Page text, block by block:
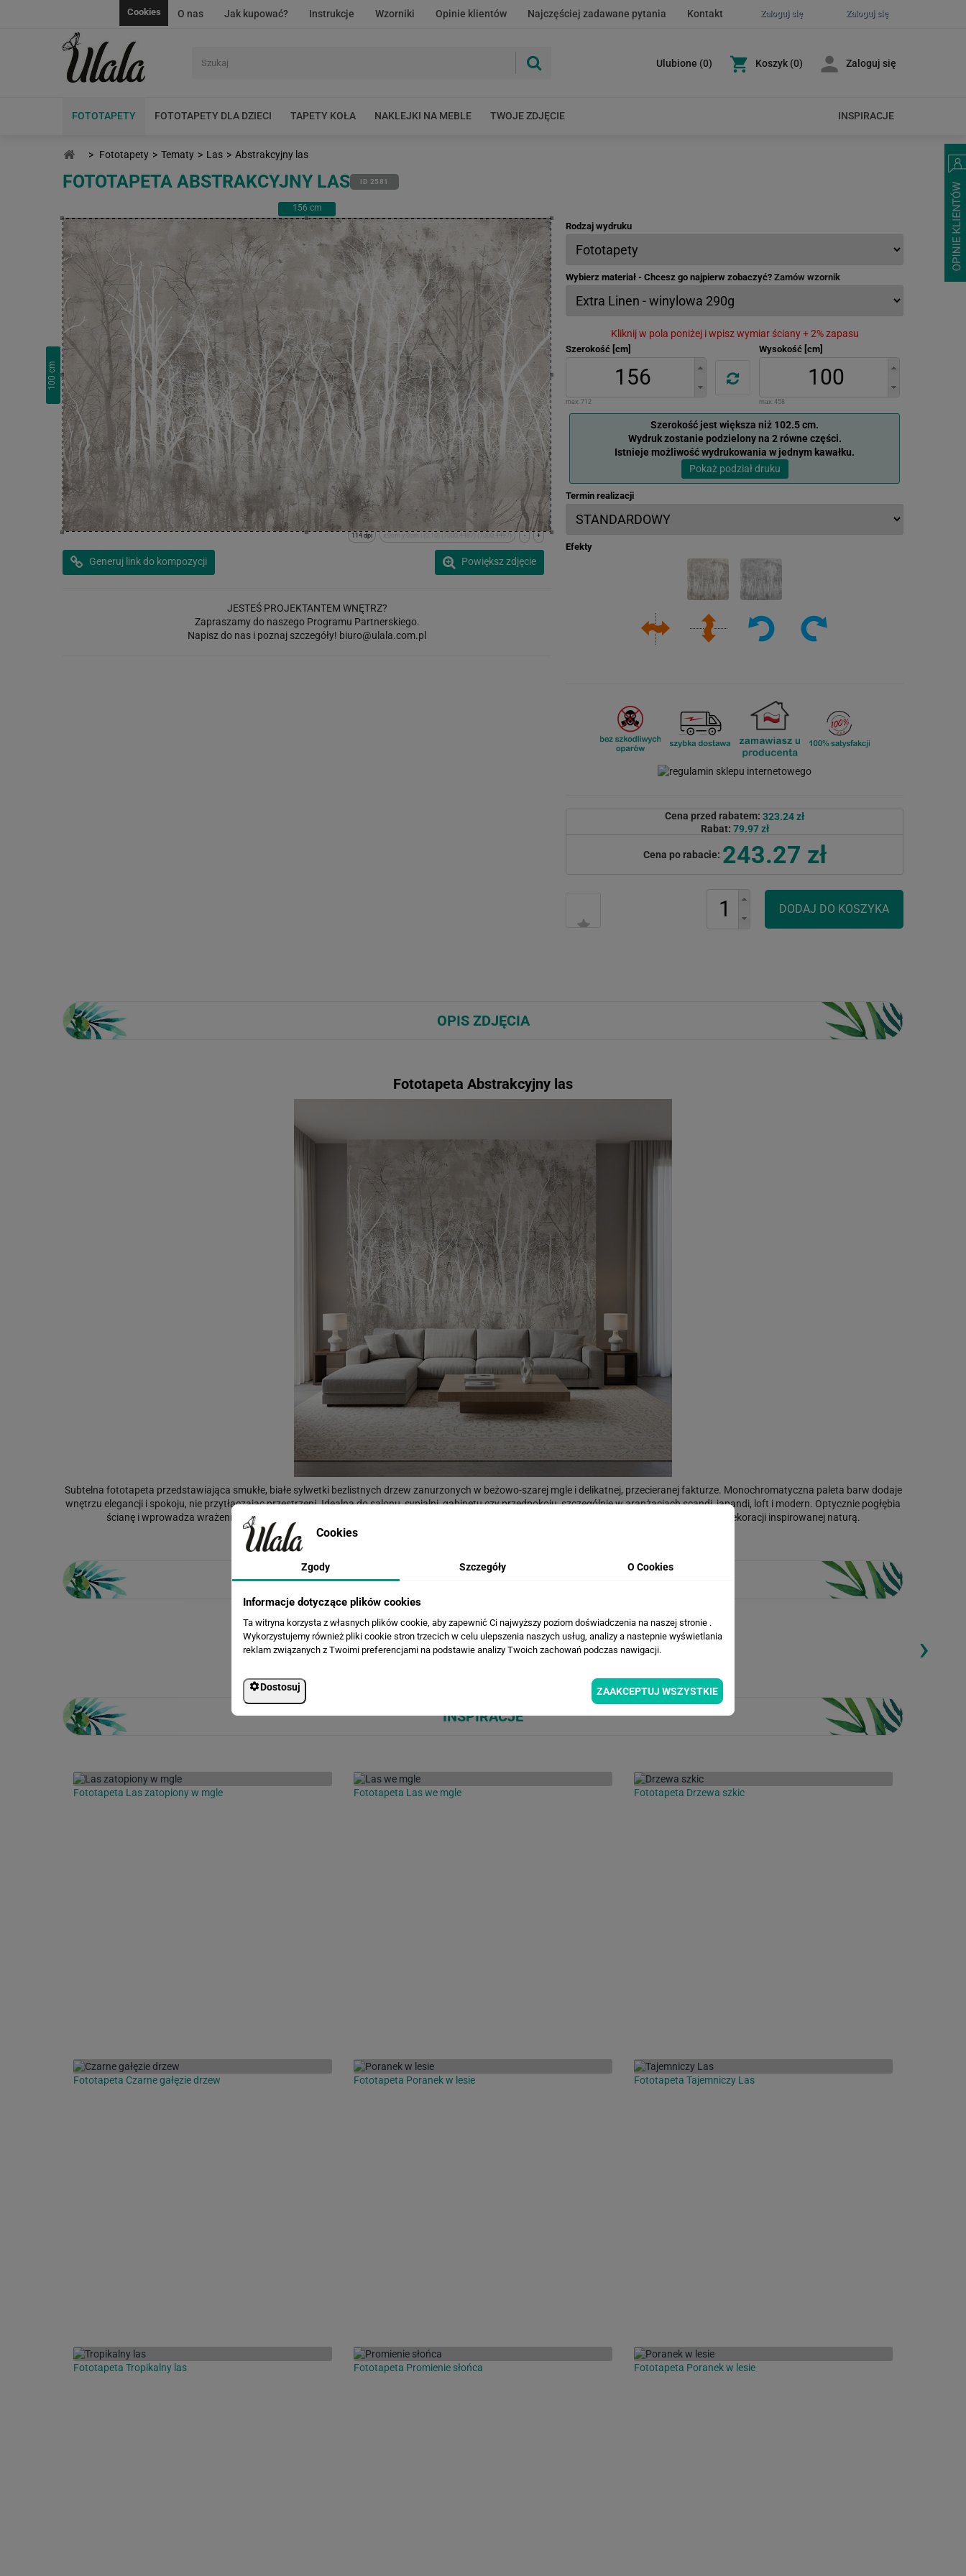
Zaloguj się
Zaloguj się
O nas Jak kupować? Instrukcje Wzorniki Opinie klientów Najczęściej zadawane pytania Kontakt
Cookies
Ulubione (0) Koszyk (0) Zaloguj się
FOTOTAPETY FOTOTAPETY DLA DZIECI TAPETY KOŁA NAKLEJKI NA MEBLE TWOJE ZDJĘCIE INSPIRACJE
> Fototapety > Tematy > Las > Abstrakcyjny las
FOTOTAPETA ABSTRAKCYJNY LAS ID 2581
156 cm
100
cm
+
-
x:0cm y:0cm | (0,10) (7000,4487) (7000,4497)
114 dpi
Powiększ zdjęcie
Generuj link do kompozycji
JESTEŚ PROJEKTANTEM WNĘTRZ?
Zapraszamy do naszego Programu Partnerskiego.
Napisz do nas i poznaj szczegóły! biuro@ulala.com.pl
Rodzaj wydruku
Wybierz materiał - Chcesz go najpierw zobaczyć? Zamów wzornik
Kliknij w pola poniżej i wpisz wymiar ściany + 2% zapasu
Szerokość [cm]
max: 712
Wysokość [cm]
max: 458
Szerokość jest większa niż 102.5 cm.
Wydruk zostanie podzielony na 2 równe części.
Istnieje możliwość wydrukowania w jednym kawałku.
Pokaż podział druku
Termin realizacji
Efekty
Cena przed rabatem: 323.24 zł
Rabat: 79.97 zł
Cena po rabacie: 243.27 zł
OPIS ZDJĘCIA
Fototapeta Abstrakcyjny las
Subtelna fototapeta przedstawiająca smukłe, białe sylwetki bezlistnych drzew zanurzonych w beżowo-szarej mgle i delikatnej, przecieranej fakturze. Monochromatyczna paleta barw dodaje
wnętrzu elegancji i spokoju, nie przytłaczając przestrzeni. Idealna do salonu, sypialni, gabinetu czy przedpokoju, szczególnie w aranżacjach scandi, japandi, loft i modern. Optycznie pogłębia
ścianę i wprowadza wrażenie lekkości, świetnie łączy się z drewnem, lnem i czarnymi akcentami. Wybór dla tych, którzy szukają nastrojowej dekoracji inspirowanej naturą.
WIZUALIZACJE PRODUKTU
Loading... Loading... Loading...
›
INSPIRACJE
Fototapeta Las zatopiony w mgle Fototapeta Las we mgle Fototapeta Drzewa szkic
Fototapeta Czarne gałęzie drzew Fototapeta Poranek w lesie Fototapeta Tajemniczy Las
Fototapeta Tropikalny las Fototapeta Promienie słońca Fototapeta Poranek w lesie
Cookies
Zgody Szczegóły O Cookies
Informacje dotyczące plików cookies
Ta witryna korzysta z własnych plików cookie, aby zapewnić Ci najwyższy poziom doświadczenia na naszej stronie .
Wykorzystujemy również pliki cookie stron trzecich w celu ulepszenia naszych usług, analizy a nastepnie wyświetlania
reklam związanych z Twoimi preferencjami na podstawie analizy Twoich zachowań podczas nawigacji.
Dostosuj ZAAKCEPTUJ WSZYSTKIE